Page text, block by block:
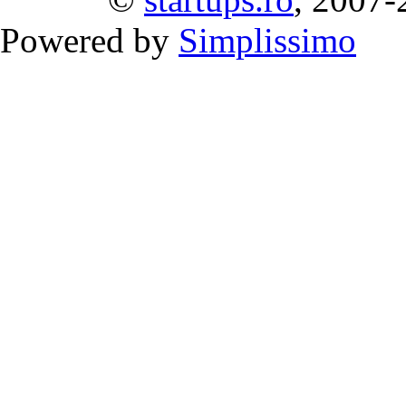
Powered by Simplissimo